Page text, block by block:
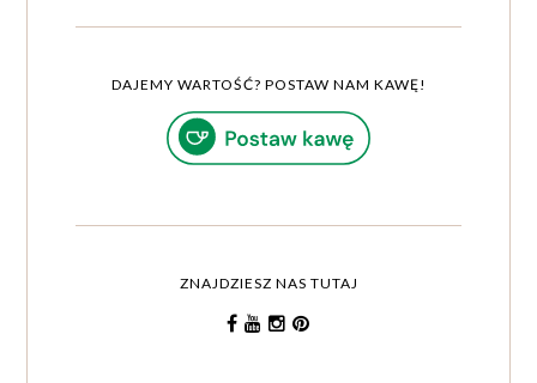
DAJEMY WARTOŚĆ? POSTAW NAM KAWĘ!
ZNAJDZIESZ NAS TUTAJ